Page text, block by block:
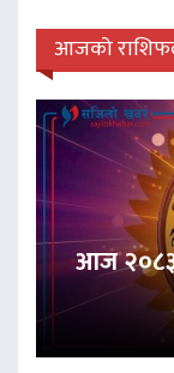
आजको
आज २०८३